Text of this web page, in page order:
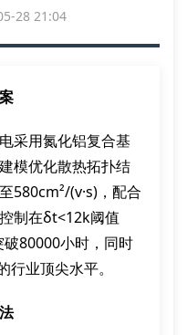
28 21:04
采用氮化铝复合基
模优化散热拓扑结
580cm²/(v·s)，配合
制在δt<12k阈值
80000小时，同时
业顶尖水平。